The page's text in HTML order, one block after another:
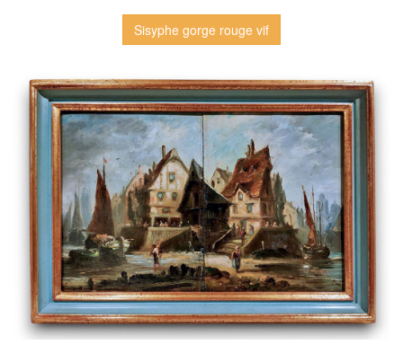
Sisyphe gorge rouge vif